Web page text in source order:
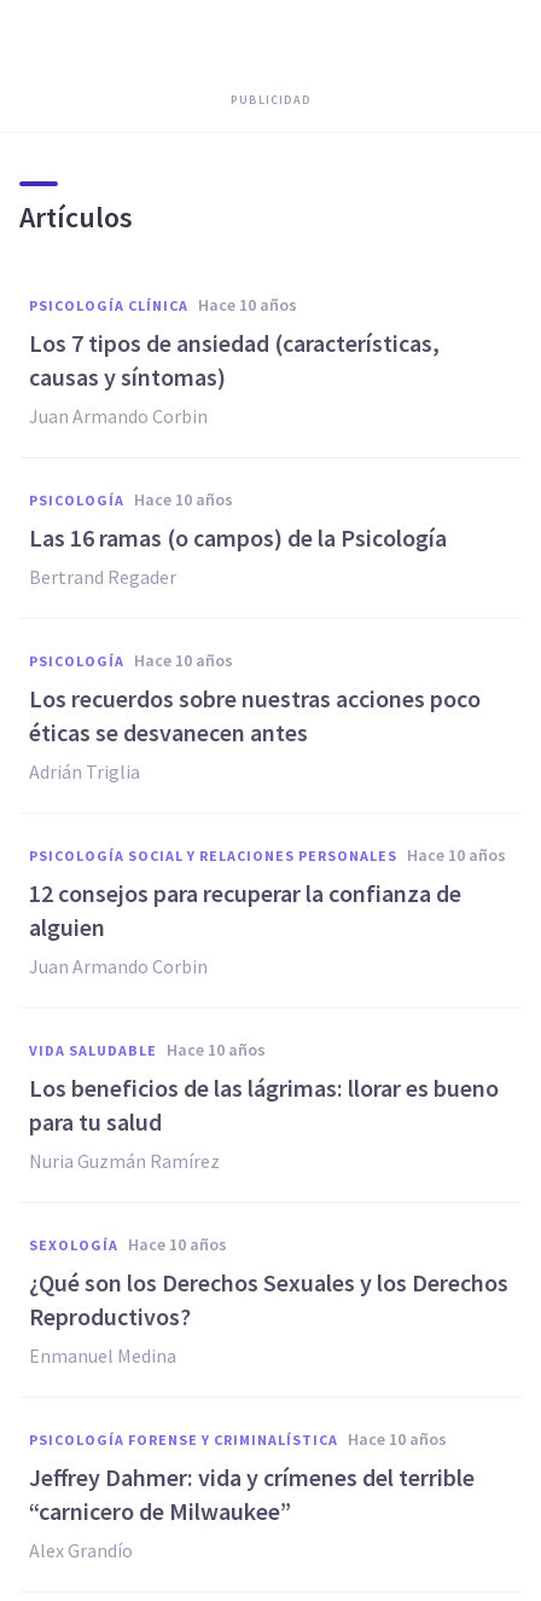
PUBLICIDAD
Artículos
PSICOLOGÍA CLÍNICA hace 10 años
Los 7 tipos de ansiedad (características,
causas y síntomas)
Juan Armando Corbin
PSICOLOGÍA hace 10 años
Las 16 ramas (o campos) de la Psicología
Bertrand Regader
PSICOLOGÍA hace 10 años
​Los recuerdos sobre nuestras acciones poco
éticas se desvanecen antes
Adrián Triglia
PSICOLOGÍA SOCIAL Y RELACIONES PERSONALES hace 10 años
12 consejos para recuperar la confianza de
alguien
Juan Armando Corbin
VIDA SALUDABLE hace 10 años
​Los beneficios de las lágrimas: llorar es bueno
para tu salud
Nuria Guzmán Ramírez
SEXOLOGÍA hace 10 años
​¿Qué son los Derechos Sexuales y los Derechos
Reproductivos?
Enmanuel Medina
PSICOLOGÍA FORENSE Y CRIMINALÍSTICA hace 10 años
​Jeffrey Dahmer: vida y crímenes del terrible
“carnicero de Milwaukee”
Alex Grandío